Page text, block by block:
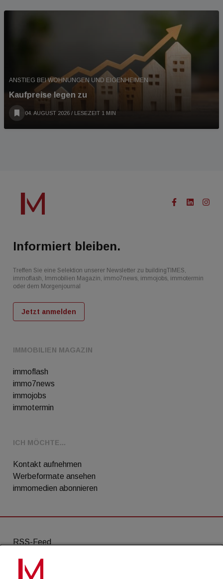
ANSTIEG BEI WOHNUNGEN UND EIGENHEIMEN
Kaufpreise legen zu
04. AUGUST 2026 / LESEZEIT 1 MIN
IMMOBILIEN MAGAZIN
immoflash
immo7news
immojobs
immotermin
ICH MÖCHTE...
Kontakt aufnehmen
Werbeformate ansehen
immomedien abonnieren
Informiert bleiben.
Treffen Sie eine Selektion unserer Newsletter zu buildingTIMES,
immoflash, Immobilien Magazin, immo7news, immojobs, immotermin
oder dem Morgenjournal
Jetzt anmelden
RSS-Feed
AGB